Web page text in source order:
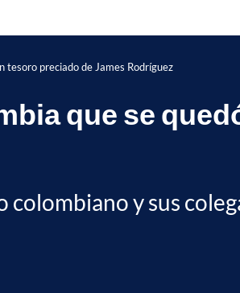
tesoro preciado de James Rodríguez
que se
y sus